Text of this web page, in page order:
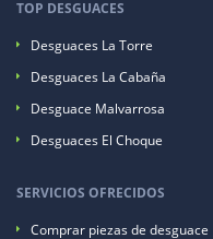
TOP DESGUACES
Desguaces La Torre
Desguaces La Cabaña
Desguace Malvarrosa
Desguaces El Choque
SERVICIOS OFRECIDOS
Comprar piezas de desguace